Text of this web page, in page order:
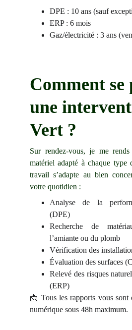
DPE : 10 ans (sauf
ERP : 6 mois
Gaz/électricité : 3 ans
Comment se
une
Vert ?
Sur rendez-vous, je me
matériel adapté à chaque type
travail s’adapte au bien
votre quotidien :
Analyse de la
(DPE)
Recherche de
l’amiante ou du plomb
Vérification des
Évaluation des surfaces
Relevé des risques
(ERP)
📩 Tous les rapports vous sont
numérique sous 48h maximum.